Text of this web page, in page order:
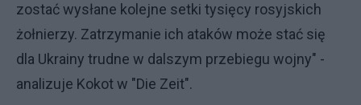
zostać wysłane kolejne setki tysięcy rosyjskich
żołnierzy. Zatrzymanie ich ataków może stać się
dla Ukrainy trudne w dalszym przebiegu wojny" -
analizuje Kokot w "Die Zeit".